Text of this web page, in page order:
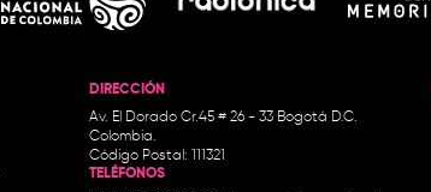
DIRECCIÓN
Av. El Dorado Cr.45 # 26 - 33 Bogotá D.C.
Colombia.
Código Postal: 111321
TELÉFONOS